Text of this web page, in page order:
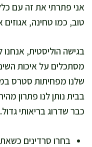
אני פתרתי את זה עם
טוב, כמו טחינה, אגוזים
בגישה הוליסטית, אנחנו
מסתכלים על איכות
שלנו מפחיתות סטרס
בבית נותן לנו פתרון
כבר שדרוג בריאותי גדול.